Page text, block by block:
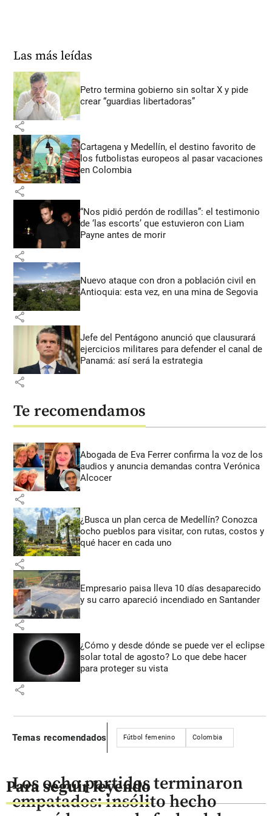
Las más leídas
Petro termina gobierno sin soltar X y pide
crear “guardias libertadoras”
share
Cartagena y Medellín, el destino favorito de
los futbolistas europeos al pasar vacaciones
en Colombia
share
“Nos pidió perdón de rodillas”: el testimonio
de ‘las escorts’ que estuvieron con Liam
Payne antes de morir
share
Nuevo ataque con dron a población civil en
Antioquia: esta vez, en una mina de Segovia
share
Jefe del Pentágono anunció que clausurará
ejercicios militares para defender el canal de
Panamá: así será la estrategia
share
Te recomendamos
Abogada de Eva Ferrer confirma la voz de los
audios y anuncia demandas contra Verónica
Alcocer
share
¿Busca un plan cerca de Medellín? Conozca
ocho pueblos para visitar, con rutas, costos y
qué hacer en cada uno
share
Empresario paisa lleva 10 días desaparecido
y su carro apareció incendiado en Santander
share
¿Cómo y desde dónde se puede ver el eclipse
solar total de agosto? Lo que debe hacer
para proteger su vista
share
Temas recomendados Fútbol femenino Colombia
Para seguir leyendo
Los ocho partidos terminaron
empatados: insólito hecho